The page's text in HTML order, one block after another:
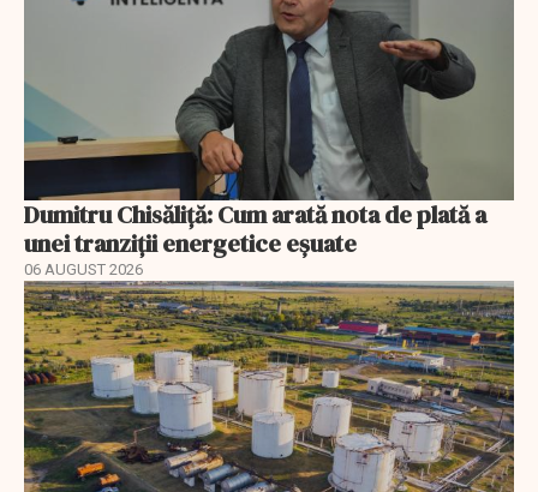
Dumitru Chisăliță: Cum arată nota de plată a
unei tranziții energetice eșuate
06 AUGUST 2026